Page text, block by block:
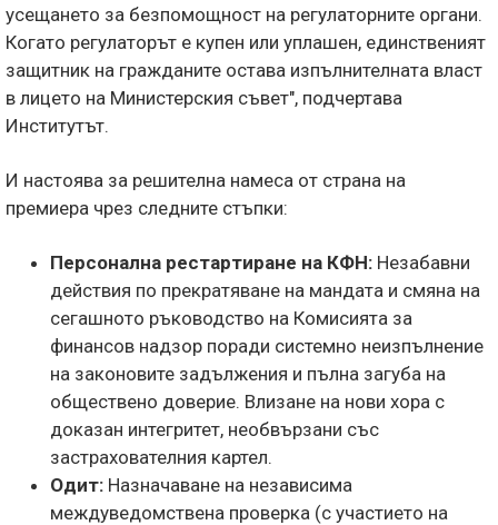
усещането за безпомощност на регулаторните органи.
Когато регулаторът е купен или уплашен, единственият
защитник на гражданите остава изпълнителната власт
в лицето на Министерския съвет", подчертава
Институтът.
И настоява за решителна намеса от страна на
премиера чрез следните стъпки:
Персонална рестартиране на КФН: Незабавни
действия по прекратяване на мандата и смяна на
сегашното ръководство на Комисията за
финансов надзор поради системно неизпълнение
на законовите задължения и пълна загуба на
обществено доверие. Влизане на нови хора с
доказан интегритет, необвързани със
застрахователния картел.
Одит: Назначаване на независима
междуведомствена проверка (с участието на